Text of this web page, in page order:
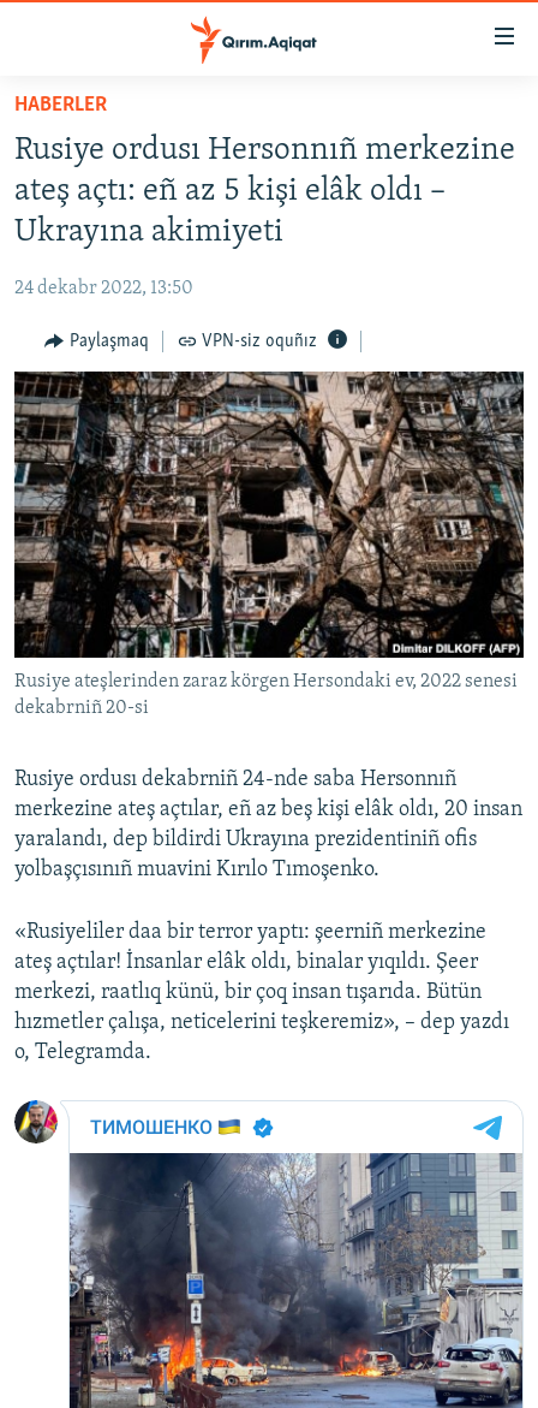
Esas
qaytmaq
Baş
navigatsiyağa
qaytmaq
Qıdıruvğa
SİYASET
İQTİSADİYAT
MEDENİYET
İNSAN AQLARI
VİDEO
SÜRET
BLOGLAR
FİKİR
Русский
Українською
QOŞULIÑIZ!
RFE/RS bütün saytları
HABERLER
Rusiye ordusı Hersonnıñ merkezine
ateş açtı: eñ az 5 kişi elâk oldı –
Ukrayına akimiyeti
24 dekabr 2022, 13:50
Paylaşmaq VPN-siz oquñız
Rusiye ateşlerinden zaraz körgen Hersondaki ev, 2022 senesi
dekabrniñ 20-si
Rusiye ordusı dekabrniñ 24-nde saba Hersonnıñ
merkezine ateş açtılar, eñ az beş kişi elâk oldı, 20 insan
yaralandı, dep bildirdi Ukrayına prezidentiniñ ofis
yolbaşçısınıñ muavini Kırılo Tımoşenko.
«Rusiyeliler daa bir terror yaptı: şeerniñ merkezine
ateş açtılar! İnsanlar elâk oldı, binalar yıqıldı. Şeer
merkezi, raatlıq künü, bir çoq insan tışarıda. Bütün
hızmetler çalışa, neticelerini teşkeremiz», – dep yazdı
o, Telegramda.